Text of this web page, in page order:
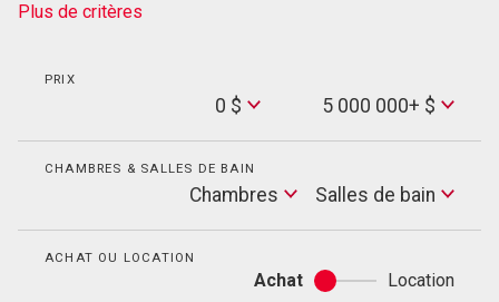
Plus de critères
PRIX
0 $
Max
Price
5 000 000+ $
CHAMBRES & SALLES DE BAIN
Chambres
Salles
de
Salles de bain
ACHAT OU LOCATION
Achat
Achat
Location